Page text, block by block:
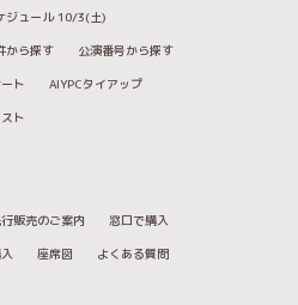
ジュール 10/3(土)
から探す
公演番号から探す
ト
AIYPCタイアップ
ト
販売のご案内
窓口で購入
座席図 よくある質問